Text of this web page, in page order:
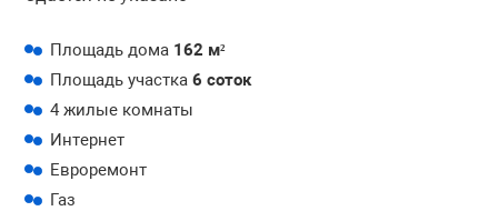
Площадь дома 162 м²
Площадь участка6 соток
4 жилые комнаты
Интернет
Евроремонт
Газ